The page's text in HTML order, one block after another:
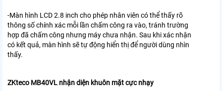
-Màn hình LCD 2.8 inch cho phép nhân viên có thể thấy rõ
thông số chính xác mỗi lần chấm công ra vào, tránh trường
hợp đã chấm công nhưng máy chưa nhận. Sau khi xác nhận
có kết quả, màn hình sẽ tự động hiển thị để người dùng nhìn
thấy.
ZKteco MB40VL nhận diện khuôn mặt cực nhạy